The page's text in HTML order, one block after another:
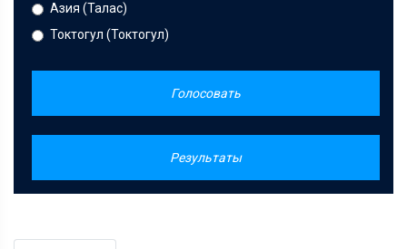
Азия (Талас)
Токтогул (Токтогул)
Голосовать
Результаты